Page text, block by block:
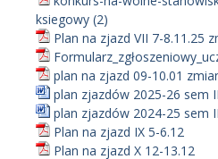
ksiegowy (2)
Plan na zjazd VII 7-8.11.25
plan na zjazd 09-10.01
plan zjazdów 2025-26 sem II
plan zjazdów 2024-25 sem II
Plan na zjazd IX 5-6.12
Plan na zjazd X 12-13.12